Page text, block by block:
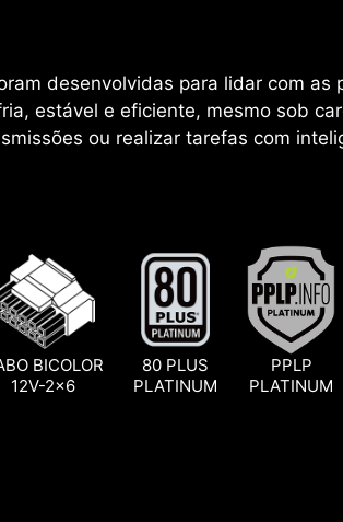
desenvolvidas para lidar com as
estável e eficiente, mesmo sob
ou realizar tarefas com
BICOLOR
12V-2x6
80 PLUS
PLATINUM
PPLP
PLATINUM